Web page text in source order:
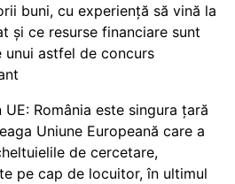
buni, cu experiență să vină la
și ce resurse financiare sunt
unui astfel de concurs
UE: România este singura țară
Uniune Europeană care a
de cercetare,
pe cap de locuitor, în ultimul